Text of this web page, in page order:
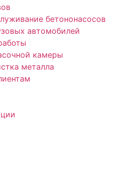
бетононасосов
автомобилей
камеры
металла